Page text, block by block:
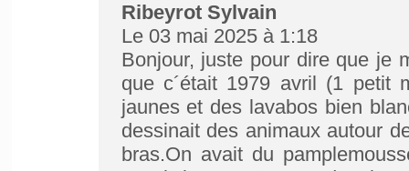
Ribeyrot Sylvain
Le 03 mai 2025 à 1:18
Bonjour, juste pour dire que je
que c´était 1979 avril (1 petit
jaunes et des lavabos bien
dessinait des animaux autour
bras.On avait du